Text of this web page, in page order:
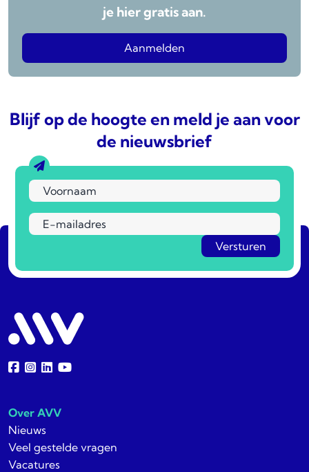
je hier gratis aan.
Aanmelden
Blijf op de hoogte en meld je aan voor
de nieuwsbrief
Over AVV
Nieuws
Veel gestelde vragen
Vacatures